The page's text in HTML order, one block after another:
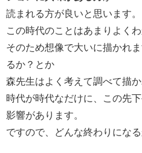
読まれる方が良いと思います。
この時代のことはあまりよくわ
そのため想像で大いに描かれ
るか？とか
森先生はよく考えて調べて描
時代が時代なだけに、この先
影響があります。
ですので、どんな終わりにな